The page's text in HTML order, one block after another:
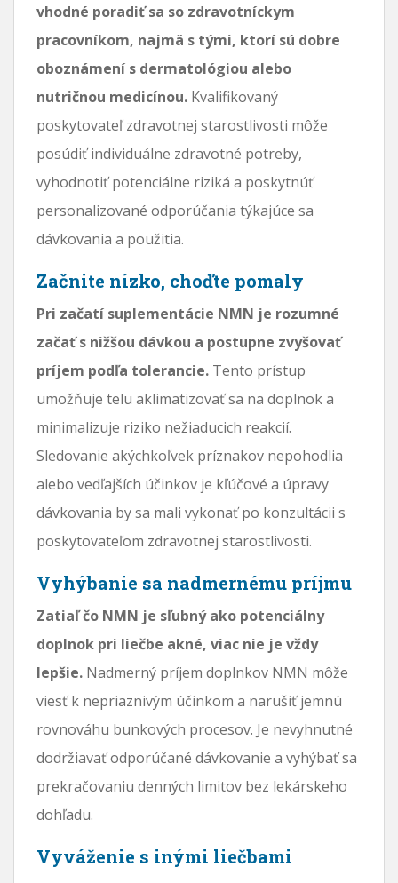
vhodné poradiť sa so zdravotníckym
pracovníkom, najmä s tými, ktorí sú dobre
oboznámení s dermatológiou alebo
nutričnou medicínou. Kvalifikovaný
poskytovateľ zdravotnej starostlivosti môže
posúdiť individuálne zdravotné potreby,
vyhodnotiť potenciálne riziká a poskytnúť
personalizované odporúčania týkajúce sa
dávkovania a použitia.
Začnite nízko, choďte pomaly
Pri začatí suplementácie NMN je rozumné
začať s nižšou dávkou a postupne zvyšovať
príjem podľa tolerancie. Tento prístup
umožňuje telu aklimatizovať sa na doplnok a
minimalizuje riziko nežiaducich reakcií.
Sledovanie akýchkoľvek príznakov nepohodlia
alebo vedľajších účinkov je kľúčové a úpravy
dávkovania by sa mali vykonať po konzultácii s
poskytovateľom zdravotnej starostlivosti.
Vyhýbanie sa nadmernému príjmu
Zatiaľ čo NMN je sľubný ako potenciálny
doplnok pri liečbe akné, viac nie je vždy
lepšie. Nadmerný príjem doplnkov NMN môže
viesť k nepriaznivým účinkom a narušiť jemnú
rovnováhu bunkových procesov. Je nevyhnutné
dodržiavať odporúčané dávkovanie a vyhýbať sa
prekračovaniu denných limitov bez lekárskeho
dohľadu.
Vyváženie s inými liečbami